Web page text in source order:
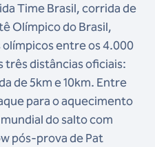
Time Brasil, corrida de
Olímpico do Brasil,
entre os 4.000
três distâncias oficiais:
de 5km e 10km. Entre
para o aquecimento
do salto com
pós-prova de Pat